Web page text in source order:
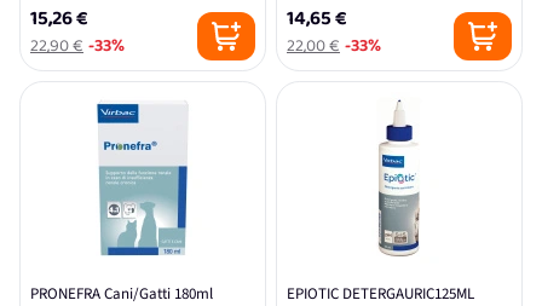
15,26 €
22,90 €-33%
14,65 €
22,00 €-33%
PRONEFRA Cani/Gatti 180ml
EPIOTIC DETERGAURIC125ML